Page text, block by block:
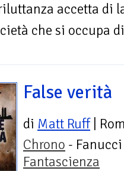
accetta di
che si occupa
False verità
di Matt Ruff|
Chrono -
Fantascienza